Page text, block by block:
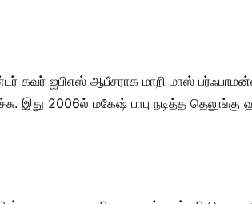
கவர் ஐபிஎஸ் ஆபீசராக மாறி மாஸ்
இது 2006ல் மகேஷ் பாபு நடித்த தெலுங்கு